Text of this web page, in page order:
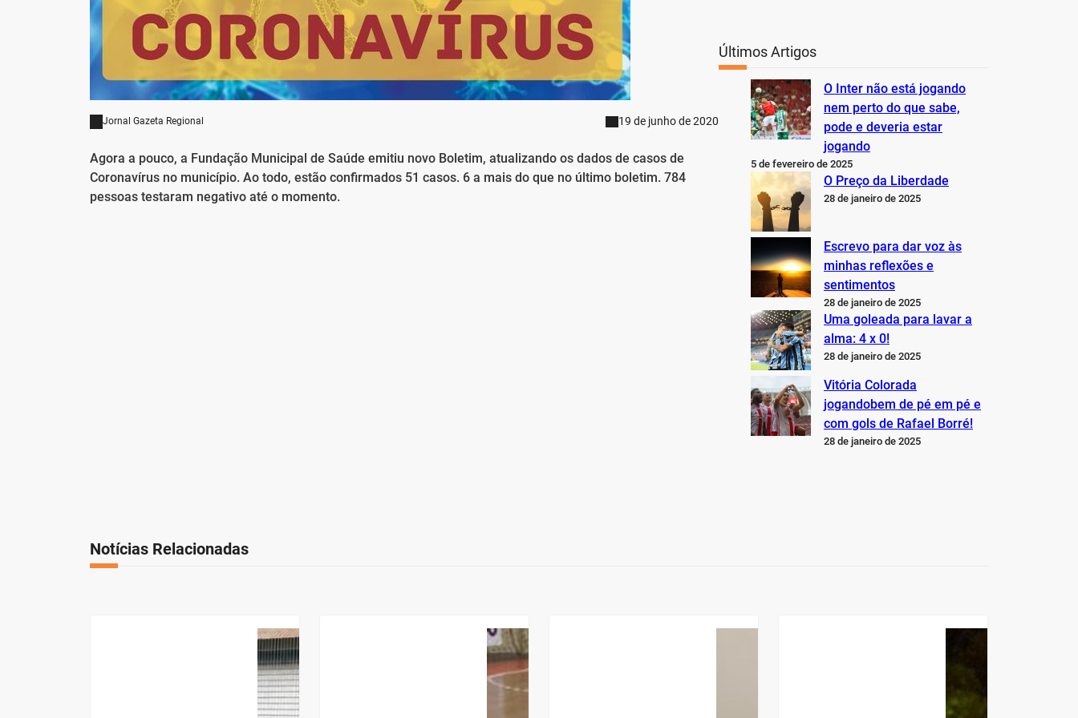
Jornal Gazeta Regional 19 de junho de 2020
Agora a pouco, a Fundação Municipal de Saúde emitiu novo Boletim, atualizando os dados de casos de
Coronavírus no município. Ao todo, estão confirmados 51 casos. 6 a mais do que no último boletim. 784
pessoas testaram negativo até o momento.
Últimos Artigos
O Inter não está jogando
nem perto do que sabe,
pode e deveria estar
jogando
5 de fevereiro de 2025
O Preço da Liberdade
28 de janeiro de 2025
Escrevo para dar voz às
minhas reflexões e
sentimentos
28 de janeiro de 2025
Uma goleada para lavar a
alma: 4 x 0!
28 de janeiro de 2025
Vitória Colorada
jogandobem de pé em pé e
com gols de Rafael Borré!
28 de janeiro de 2025
Notícias Relacionadas